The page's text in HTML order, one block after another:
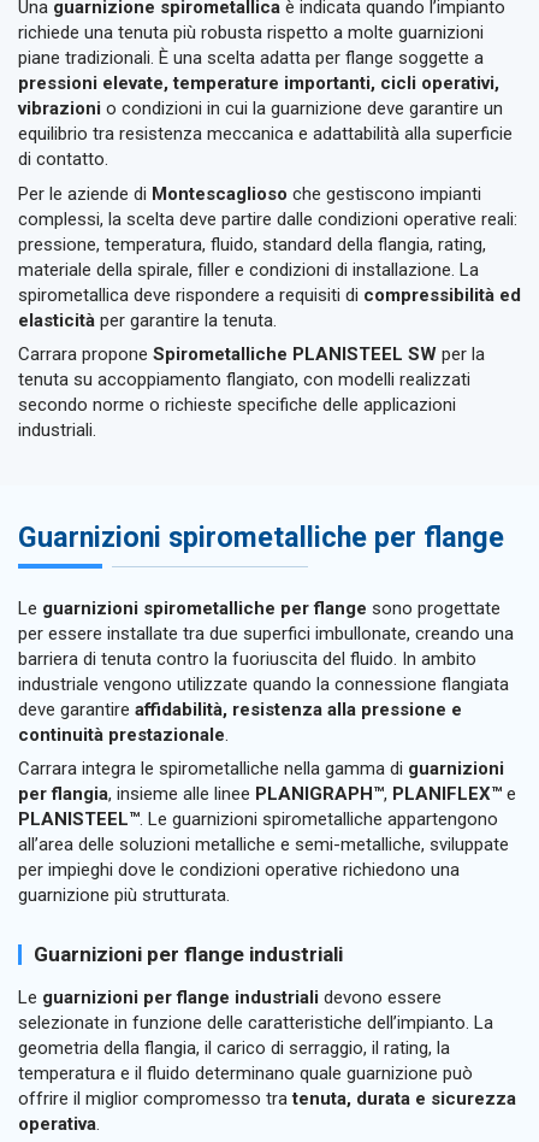
Una guarnizione spirometallica è indicata quando l’impianto
richiede una tenuta più robusta rispetto a molte guarnizioni
piane tradizionali. È una scelta adatta per flange soggette a
pressioni elevate, temperature importanti, cicli operativi,
vibrazioni o condizioni in cui la guarnizione deve garantire un
equilibrio tra resistenza meccanica e adattabilità alla superficie
di contatto.
Per le aziende di Montescaglioso che gestiscono impianti
complessi, la scelta deve partire dalle condizioni operative reali:
pressione, temperatura, fluido, standard della flangia, rating,
materiale della spirale, filler e condizioni di installazione. La
spirometallica deve rispondere a requisiti di compressibilità ed
elasticità per garantire la tenuta.
Carrara propone Spirometalliche PLANISTEEL SW per la
tenuta su accoppiamento flangiato, con modelli realizzati
secondo norme o richieste specifiche delle applicazioni
industriali.
Guarnizioni spirometalliche per flange
Le guarnizioni spirometalliche per flange sono progettate
per essere installate tra due superfici imbullonate, creando una
barriera di tenuta contro la fuoriuscita del fluido. In ambito
industriale vengono utilizzate quando la connessione flangiata
deve garantire affidabilità, resistenza alla pressione e
continuità prestazionale.
Carrara integra le spirometalliche nella gamma di guarnizioni
per flangia, insieme alle linee PLANIGRAPH™, PLANIFLEX™ e
PLANISTEEL™. Le guarnizioni spirometalliche appartengono
all’area delle soluzioni metalliche e semi-metalliche, sviluppate
per impieghi dove le condizioni operative richiedono una
guarnizione più strutturata.
Guarnizioni per flange industriali
Le guarnizioni per flange industriali devono essere
selezionate in funzione delle caratteristiche dell’impianto. La
geometria della flangia, il carico di serraggio, il rating, la
temperatura e il fluido determinano quale guarnizione può
offrire il miglior compromesso tratenuta, durata e sicurezza
operativa.